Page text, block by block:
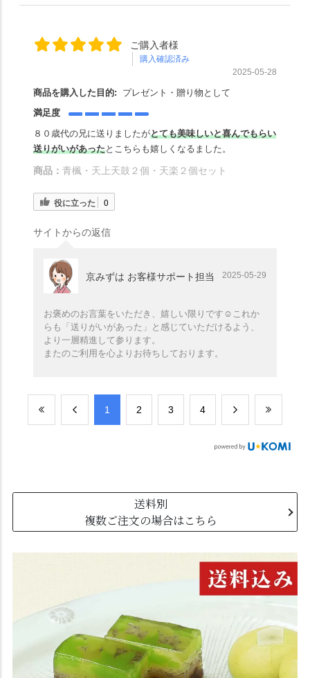
ご購入者様
購入確認済み
2025-05-28
商品を購入した目的:
プレゼント・贈り物として
満足度
８０歳代の兄に送りましたがとても美味しいと喜んでもらい
送りがいがあったとこちらも嬉しくなるました。
商品： 青楓・天上天鼓２個・天楽２個セット
役に立った 0
サイトからの返信
京みずは お客様サポート担当 2025-05-29
お褒めのお言葉をいただき、嬉しい限りです☺️これか
らも「送りがいがあった」と感じていただけるよう、
より一層精進して参ります。
またのご利用を心よりお待ちしております。
​1 ​2 ​3 ​4
送料別
複数ご注文の場合はこちら